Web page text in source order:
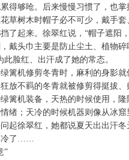
得够呛。后来慢慢习惯了，也
草树木时帽子必不可少，戴手套
了起来。徐翠红说，“帽子遮阳
戴头巾主要是防止尘土、植物碎
此脸红、出汗成了她的常态。
机修剪冬青时，麻利的身影就
放不羁的冬青就被修剪得挺拔
篱机装备，天热的时候使用，
绪；天冷的时候机器则像从冰
起徐翠红，她都说夏天出出汗
冷了……
”